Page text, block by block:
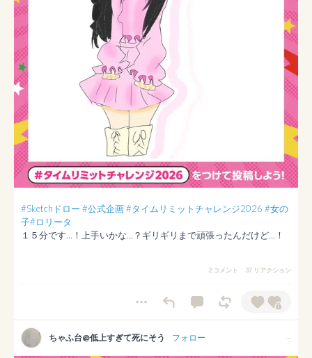
#Sketchドロー #公式企画#タイムリミットチャレンジ2026 #女の
子#ロリータ
１５分です…！上手いかな…？ギリギリまで頑張ったんだけど…！
2 コメント 37 リアクション
ちゃふ台@低上すぎて死にそう フォロー --